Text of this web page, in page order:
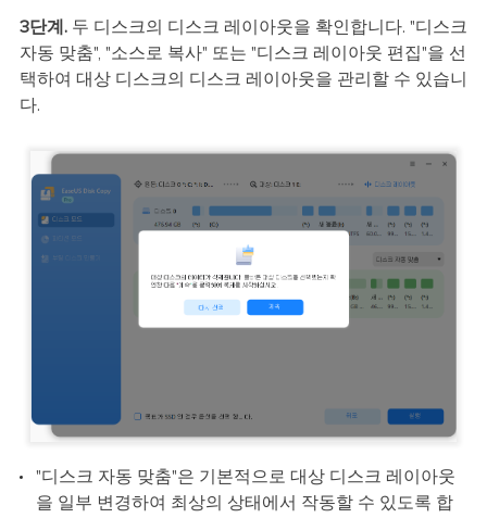
3단계.두 디스크의 디스크 레이아웃을 확인합니다. "디스크
자동 맞춤", "소스로 복사" 또는 "디스크 레이아웃 편집"을 선
택하여 대상 디스크의 디스크 레이아웃을 관리할 수 있습니
다.
"디스크 자동 맞춤"은 기본적으로 대상 디스크 레이아웃
을 일부 변경하여 최상의 상태에서 작동할 수 있도록 합